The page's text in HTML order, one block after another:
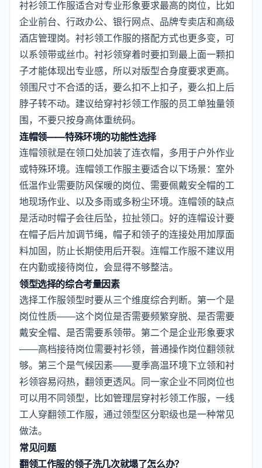
衬衫领工作服适合对专业形象要求最高的岗位，比如
企业前台、行政办公、银行网点、品牌专卖店和高级
酒店管理岗。衬衫领工作服的搭配方式也更多变，可
以系领带或丝巾。衬衫领穿着时要扣到最上面一颗扣
子才能体现出专业感，所以对版型合身度要求更高。
领围尺寸不合适的话，要么扣不上扣子，要么扣上后
脖子转不动。建议给穿衬衫领工作服的员工单独量领
围，不要只按身高体重统码。
连帽领——特殊环境的功能性选择
连帽领就是在领口处加装了连衣帽，多用于户外作业
或特殊环境。连帽领工作服主要适合以下场景：室外
低温作业需要防风保暖的岗位、需要佩戴安全帽的工
地现场作业、以及多雨或多粉尘环境。连帽领的缺点
是活动时帽子会往后坠，拉扯领口。好的连帽设计要
在帽子后片加调节绳，帽子和领子的连接处用加厚面
料加固，防止长期使用后开裂。连帽工作服不建议用
在内勤或接待岗位，会显得不够整洁。
领型选择的综合考量因素
选择工作服领型时要从三个维度综合判断。第一个是
岗位性质——这个岗位是否需要频繁穿脱、是否需要
戴安全帽、是否需要系领带。第二个是企业形象要求
——高档接待岗位需要衬衫领，普通操作岗位翻领就
够。第三个是气候因素——夏季高温环境下立领和衬
衫领容易闷热，翻领更透风。同一家企业不同岗位也
可以用不同领型，比如管理层穿衬衫领工作服，一线
工人穿翻领工作服，通过领型区分职级也是一种常见
做法。
常见问题
翻领工作服的领子洗几次就塌了怎么办？